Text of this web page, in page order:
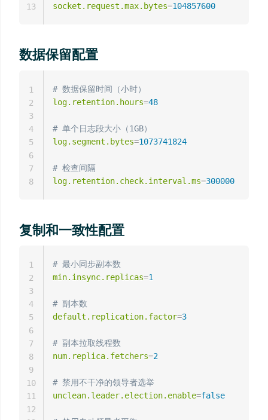
socket.request.max.bytes=104857600
13
数据保留配置
# 数据保留时间（小时）
log.retention.hours=48
# 单个日志段大小（1GB）
log.segment.bytes=1073741824
# 检查间隔
log.retention.check.interval.ms=300000
1
2
3
4
5
6
7
8
复制和一致性配置
# 最小同步副本数
min.insync.replicas=1
# 副本数
default.replication.factor=3
# 副本拉取线程数
num.replica.fetchers=2
# 禁用不干净的领导者选举
unclean.leader.election.enable=false
1
2
3
4
5
6
7
8
9
10
11
12